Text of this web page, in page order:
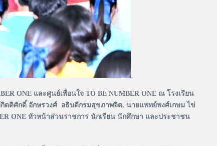
ONE และศูนย์เพื่อนใจ TO BE NUMBER ONE ณ โรงเรียน
ตติศักดิ์ อักษรวงศ์ อธิบดีกรมสุขภาพจิต, นายแพทย์พงศ์เกษม ไข่
ONE หัวหน้าส่วนราชการ นักเรียน นักศึกษา และประชาชน